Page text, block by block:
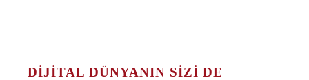
DİJİTAL DÜNYANIN SİZİ DE